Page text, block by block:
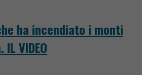
ha incendiato i monti
VIDEO